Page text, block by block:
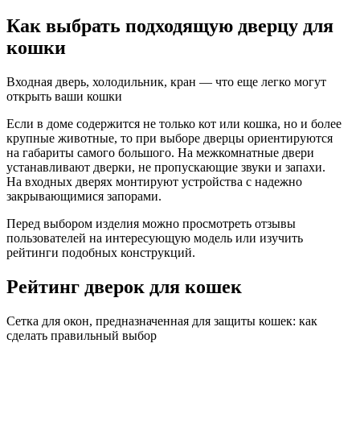
Как выбрать подходящую дверцу для
кошки
Входная дверь, холодильник, кран — что еще легко могут
открыть ваши кошки
Если в доме содержится не только кот или кошка, но и более
крупные животные, то при выборе дверцы ориентируются
на габариты самого большого. На межкомнатные двери
устанавливают дверки, не пропускающие звуки и запахи.
На входных дверях монтируют устройства с надежно
закрывающимися запорами.
Перед выбором изделия можно просмотреть отзывы
пользователей на интересующую модель или изучить
рейтинги подобных конструкций.
Рейтинг дверок для кошек
Сетка для окон, предназначенная для защиты кошек: как
сделать правильный выбор